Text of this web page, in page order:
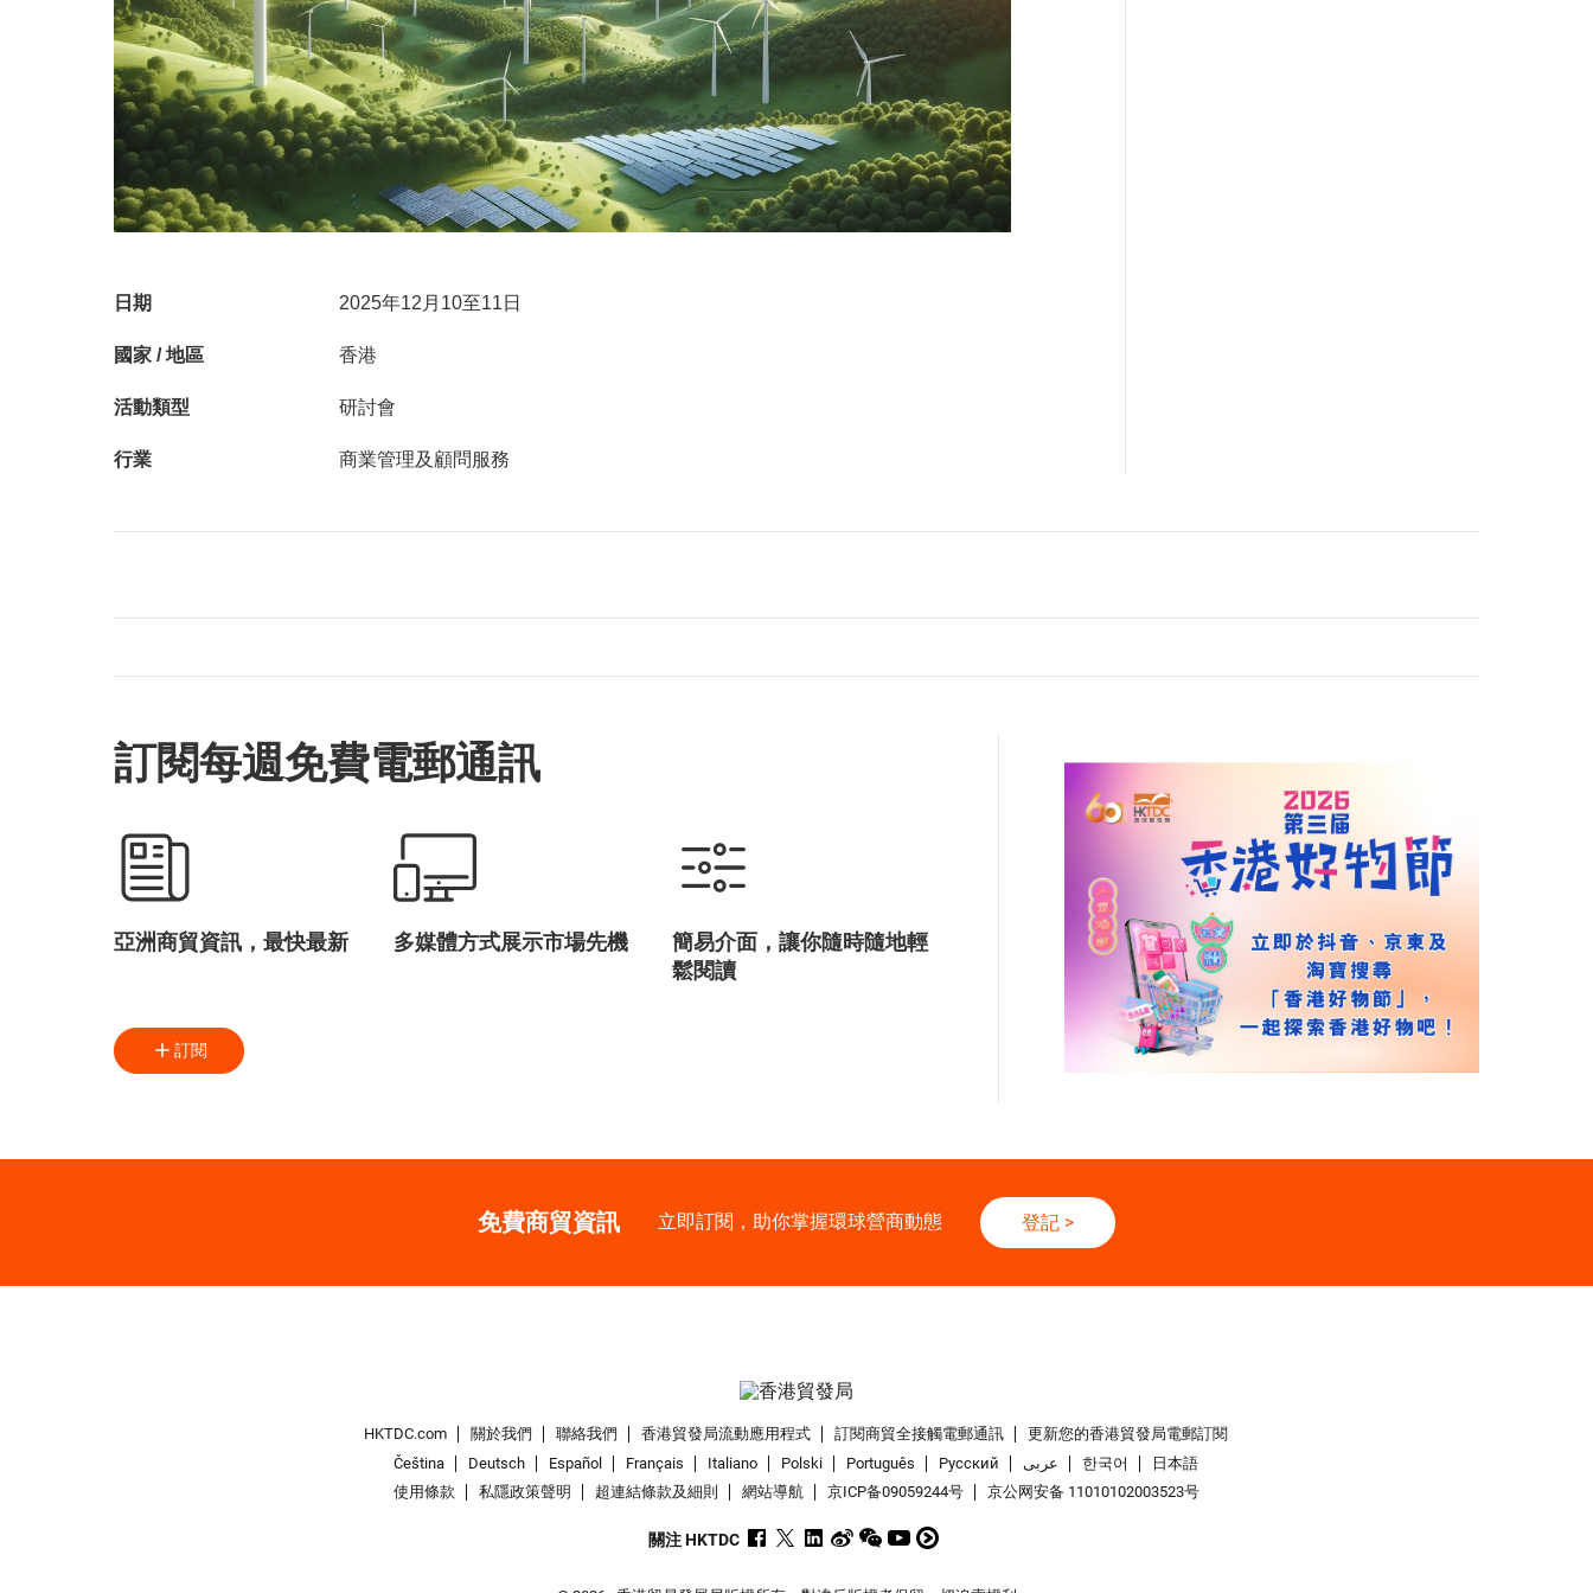
日期 2025年12月10至11日
國家 / 地區 香港
活動類型 研討會
行業 商業管理及顧問服務
訂閱每週免費電郵通訊
亞洲商貿資訊，最快最新 多媒體方式展示市場先機
簡易介面，讓你隨時隨地輕
鬆閱讀
訂閱
免費商貿資訊 立即訂閱，助你掌握環球營商動態 登記>
HKTDC.com 關於我們 聯絡我們 香港貿發局流動應用程式 訂閱商貿全接觸電郵通訊
更新您的香港貿發局電郵訂閱
Čeština
Deutsch Español Français Italiano Polski Português Pусский عربى 한국어
日本語
使用條款
私隱政策聲明 超連結條款及細則 網站導航 京ICP备09059244号 京公网安备 11010102003523号
關注 HKTDC